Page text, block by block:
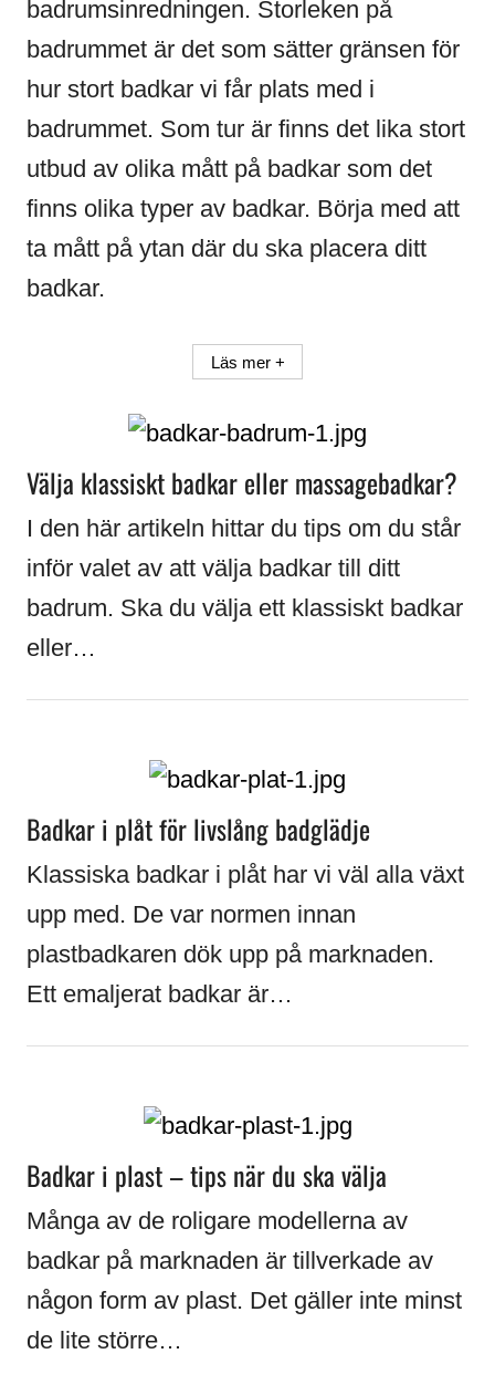
badrumsinredningen. Storleken på
badrummet är det som sätter gränsen för
hur stort badkar vi får plats med i
badrummet. Som tur är finns det lika stort
utbud av olika mått på badkar som det
finns olika typer av badkar. Börja med att
ta mått på ytan där du ska placera ditt
badkar.
Läs mer +
Välja klassiskt badkar eller massagebadkar?
I den här artikeln hittar du tips om du står
inför valet av att välja badkar till ditt
badrum. Ska du välja ett klassiskt badkar
eller…
Badkar i plåt för livslång badglädje
Klassiska badkar i plåt har vi väl alla växt
upp med. De var normen innan
plastbadkaren dök upp på marknaden.
Ett emaljerat badkar är…
Badkar i plast – tips när du ska välja
Många av de roligare modellerna av
badkar på marknaden är tillverkade av
någon form av plast. Det gäller inte minst
de lite större…